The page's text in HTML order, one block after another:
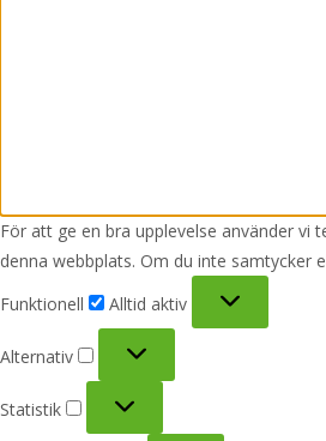
För att ge en bra upplevelse använder
denna webbplats. Om du inte samtycker
Funktionell
Alltid aktiv
Alternativ
Alternativ
Statistik
Statistik